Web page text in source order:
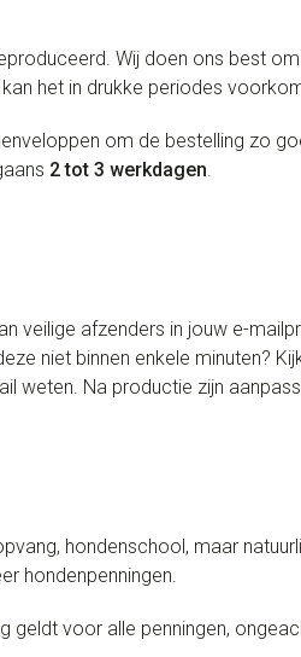
Wij doen ons best
het in drukke periodes
om de bestelling zo
2 tot 3 werkdagen
veilige afzenders in jouw e-
niet binnen enkele minuten?
weten. Na productie zijn
hondenschool, maar
hondenpenningen.
voor alle penningen,